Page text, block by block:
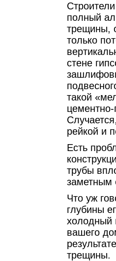
полный
трещины,
только
стене
такой
цементно-
рейкой и
Есть
трубы
заметным
Что уж
глубины
холодный
вашего
трещины.